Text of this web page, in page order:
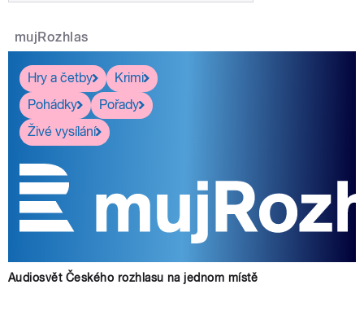
mujRozhlas
Hry a četby
Krimi
Pohádky
Pořady
Živé vysílání
Audiosvět Českého rozhlasu na jednom místě